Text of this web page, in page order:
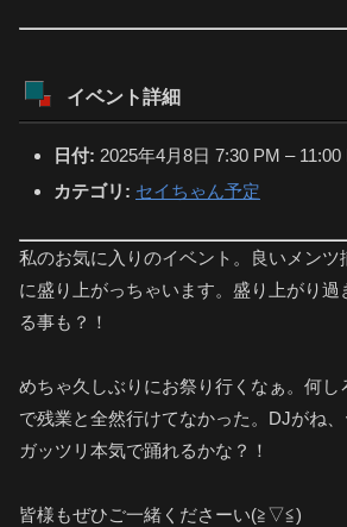
イベント詳細
日付: 2025年4月8日 7:30 PM – 11:00
カテゴリ: セイちゃん予定
私のお気に入りのイベント。良いメンツ
に盛り上がっちゃいます。盛り上がり過
る事も？！
めちゃ久しぶりにお祭り行くなぁ。何
で残業と全然行けてなかった。DJがね
ガッツリ本気で踊れるかな？！
皆様もぜひご一緒くださーい(≧▽≦)